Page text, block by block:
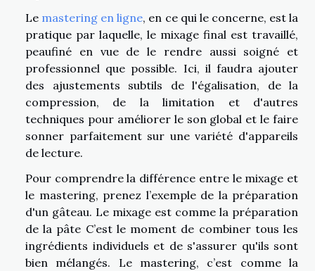
Le mastering en ligne, en ce qui le concerne, est la
pratique par laquelle, le mixage final est travaillé,
peaufiné en vue de le rendre aussi soigné et
professionnel que possible. Ici, il faudra ajouter
des ajustements subtils de l'égalisation, de la
compression, de la limitation et d'autres
techniques pour améliorer le son global et le faire
sonner parfaitement sur une variété d'appareils
de lecture.
Pour comprendre la différence entre le mixage et
le mastering, prenez l’exemple de la préparation
d'un gâteau. Le mixage est comme la préparation
de la pâte C’est le moment de combiner tous les
ingrédients individuels et de s'assurer qu'ils sont
bien mélangés. Le mastering, c’est comme la